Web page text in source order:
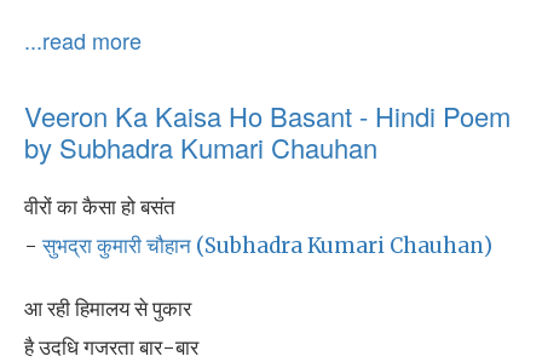
...read more
Veeron Ka Kaisa Ho Basant - Hindi Poem
by Subhadra Kumari Chauhan
वीरों का कैसा हो बसंत
-सुभद्रा कुमारी चौहान (Subhadra Kumari Chauhan)
आ रही हिमालय से पुकार
है उदधि गजरता बार-बार